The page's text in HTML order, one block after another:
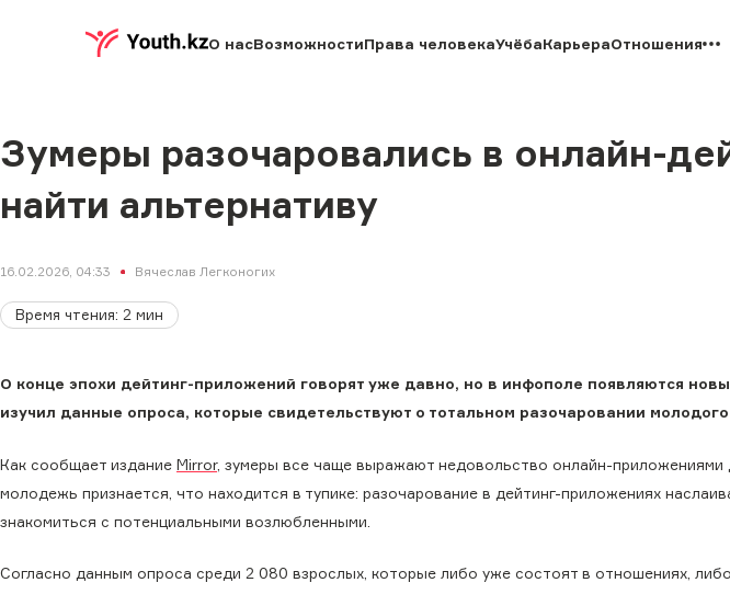
О насВозможностиПрава человекаУчёбаКарьераОтношения
Зумеры разочаровались в онлайн-
найти альтернативу
16.02.2026, 04:33 Вячеслав Легконогих
Время чтения: 2 мин
О конце эпохи дейтинг-приложений говорят уже давно, но в инфополе появляются
изучил данные опроса, которые свидетельствуют о тотальном разочаровании
Как сообщает издание Mirror, зумеры все чаще выражают недовольство онлайн-приложениями
молодежь признается, что находится в тупике: разочарование в дейтинг-приложениях
знакомиться с потенциальными возлюбленными.
Согласно данным опроса среди 2 080 взрослых, которые либо уже состоят в отношениях,